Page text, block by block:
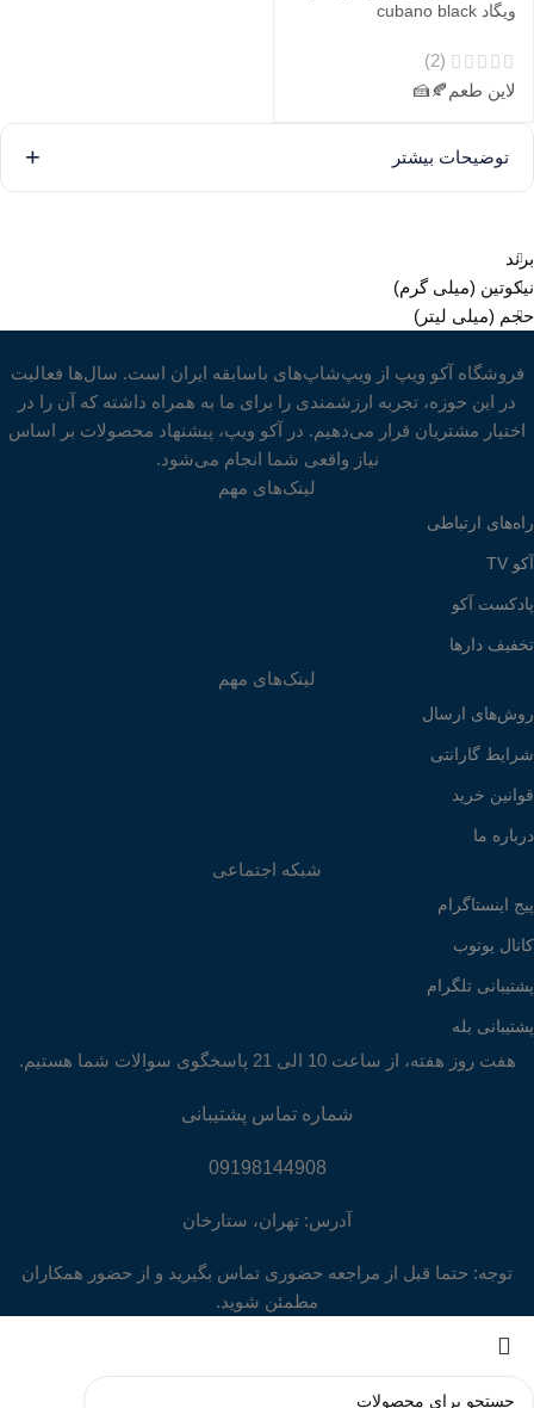
برند
نیکوتین (میلی گرم)
حجم (میلی لیتر)
ویگاد cubano black
(2)
لاین طعم 🍂
🍰
توضیحات بیشتر
فروشگاه آکو ویپ از ویپ‌شاپ‌های باسابقه ایران است. سال‌ها فعالیت
در این حوزه، تجربه ارزشمندی را برای ما به همراه داشته که آن را در
اختیار مشتریان قرار می‌دهیم. در آکو ویپ، پیشنهاد محصولات بر اساس
نیاز واقعی شما انجام می‌شود.
لینک‌های مهم
راه‌های ارتباطی
آکو TV
پادکست آکو
تخفیف دارها
لینک‌های مهم
روش‌های ارسال
شرایط گارانتی
قوانین خرید
درباره ما
شبکه اجتماعی
پیج اینستاگرام
کانال یوتوب
پشتیبانی تلگرام
پشتیبانی بله
هفت روز هفته، از ساعت 10 الی 21 پاسخگوی سوالات شما هستیم.
شماره تماس پشتیبانی
09198144908
آدرس: تهران، ستارخان
توجه: حتما قبل از مراجعه حضوری تماس بگیرید و از حضور همکاران
مطمئن شوید.